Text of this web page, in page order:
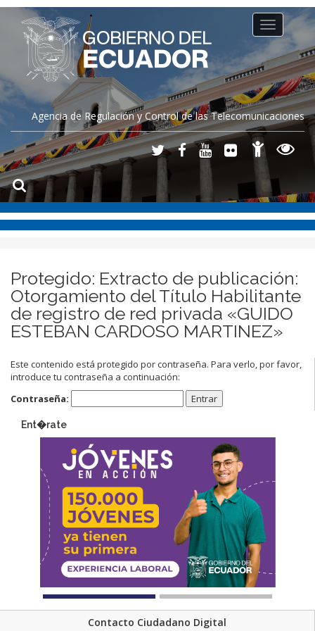
Agencia de Regulación y Control de las Telecomunicaciones
Toggle
navigation
Protegido: Extracto de publicación:
Otorgamiento del Título Habilitante
de registro de red privada «GUIDO
ESTEBAN CARDOSO MARTINEZ»
Este contenido está protegido por contraseña. Para verlo, por favor,
introduce tu contraseña a continuación:
Contraseña:
Ent�rate
Contacto Ciudadano Digital